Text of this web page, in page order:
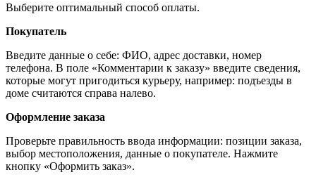
Выберите оптимальный способ оплаты.
Покупатель
Введите данные о себе: ФИО, адрес доставки, номер
телефона. В поле «Комментарии к заказу» введите сведения,
которые могут пригодиться курьеру, например: подъезды в
доме считаются справа налево.
Оформление заказа
Проверьте правильность ввода информации: позиции заказа,
выбор местоположения, данные о покупателе. Нажмите
кнопку «Оформить заказ».